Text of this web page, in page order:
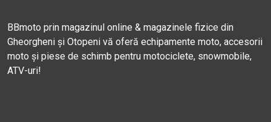
BBmoto prin magazinul online & magazinele fizice din
Gheorgheni și Otopeni vă oferă echipamente moto, accesorii
moto și piese de schimb pentru motociclete, snowmobile,
ATV-uri!